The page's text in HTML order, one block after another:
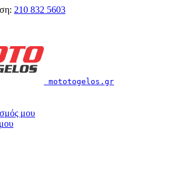
210 832 5603
mototogelos.gr
μου